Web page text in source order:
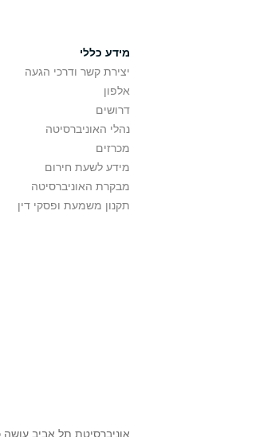
מידע כללי
יצירת קשר ודרכי הגעה
אלפון
דרושים
נהלי האוניברסיטה
מכרזים
מידע לשעת חירום
מבקרת האוניברסיטה
תקנון משמעת ופסקי דין
אוניברסיטת תל אביב